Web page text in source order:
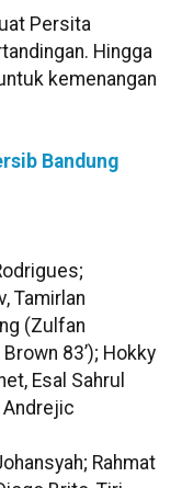
Persita
Hingga
kemenangan
Bandung
Tamirlan
(Zulfan
83’); Hokky
Esal Sahrul
Andrejic
Rahmat